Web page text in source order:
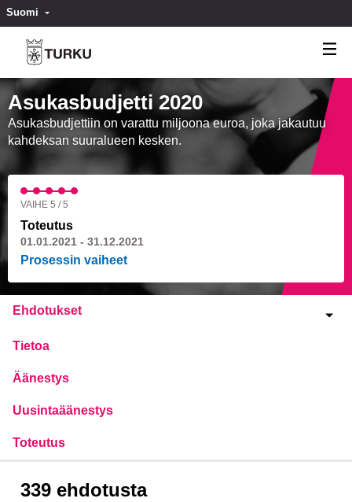
Suomi Valitse kieli
Asukasbudjetti 2020
Asukasbudjettiin on varattu miljoona euroa, joka jakautuu
kahdeksan suuralueen kesken.
VAIHE 5 / 5
Toteutus
01.01.2021 - 31.12.2021
Prosessin vaiheet
Ehdotukset
Tietoa
Äänestys
Uusintaäänestys
Toteutus
339 ehdotusta